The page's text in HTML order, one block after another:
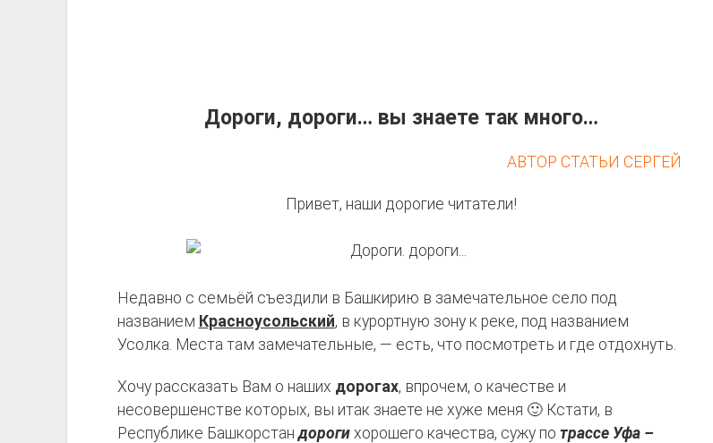
Дороги, дороги… вы знаете так много…
АВТОР СТАТЬИ СЕРГЕЙ
Привет, наши дорогие читатели!
Недавно с семьёй съездили в Башкирию в замечательное село под
названием Красноусольский, в курортную зону к реке, под названием
Усолка. Места там замечательные, — есть, что посмотреть и где отдохнуть.
Хочу рассказать Вам о наших дорогах, впрочем, о качестве и
несовершенстве которых, вы итак знаете не хуже меня 🙂 Кстати, в
Республике Башкорстандорогихорошего качества, сужу по трассе Уфа –